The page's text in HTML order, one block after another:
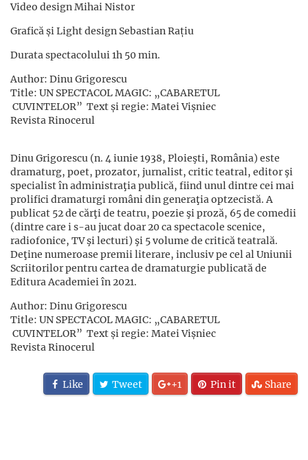
Video design Mihai Nistor
Grafică și Light design Sebastian Rațiu
Durata spectacolului 1h 50 min.
Author: Dinu Grigorescu
Title: UN SPECTACOL MAGIC: „CABARETUL
CUVINTELOR” Text și regie: Matei Vișniec
Revista Rinocerul
Dinu Grigorescu (n. 4 iunie 1938, Ploieşti, România) este
dramaturg, poet, prozator, jurnalist, critic teatral, editor şi
specialist în administraţia publică, fiind unul dintre cei mai
prolifici dramaturgi români din generaţia optzecistă. A
publicat 52 de cărţi de teatru, poezie şi proză, 65 de comedii
(dintre care i s-au jucat doar 20 ca spectacole scenice,
radiofonice, TV şi lecturi) şi 5 volume de critică teatrală.
Deţine numeroase premii literare, inclusiv pe cel al Uniunii
Scriitorilor pentru cartea de dramaturgie publicată de
Editura Academiei în 2021.
Author: Dinu Grigorescu
Title: UN SPECTACOL MAGIC: „CABARETUL
CUVINTELOR” Text și regie: Matei Vișniec
Revista Rinocerul
Like Tweet +1 Pin it Share